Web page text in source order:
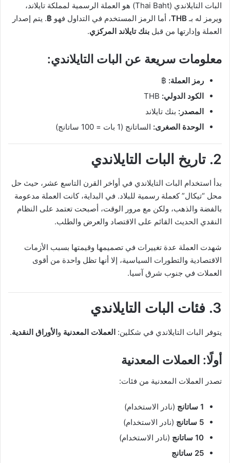
البات التايلاندي (Thai Baht) هو العملة الرسمية لمملكة تايلاند،
ويرمز له بـTHB، أما الرمز المستخدم في التداول فهو ฿. يتم إصدار
العملة وإدارتها من قبل بنك تايلاند المركزي.
معلومات سريعة عن البات التايلاندي:
رمز العملة: ฿
الكود الدولي:
المصدر: بنك تايلاند
الوحدة الصغرى: الساتانج (1 بات = 100 ساتانج)
2. تاريخ البات التايلاندي
بدأ استخدام البات التايلاندي في أواخر القرن التاسع عشر، حيث حل
محل “تيكال” كعملة رسمية للبلاد. في البداية، كانت العملة مدعومة
بالفضة والذهب، ولكن مع مرور الوقت، أصبحت تعتمد على النظام
النقدي الحديث القائم على الاقتصاد والعرض والطلب.
شهدت العملة عدة تغييرات في تصميمها وقيمتها بسبب الأزمات
الاقتصادية والتطورات السياسية، إلا أنها تظل واحدة من أقوى
العملات في جنوب شرق آسيا.
3. فئات البات التايلاندي
يتوفر البات التايلاندي في شكلين: العملات المعدنية والأوراق النقدية.
أولًا: العملات المعدنية
تصدر العملات المعدنية من فئات:
1 ساتانج
(نادر الاستخدام)
5 ساتانج
(نادر الاستخدام)
10 ساتانج
(نادر الاستخدام)
25 ساتانج